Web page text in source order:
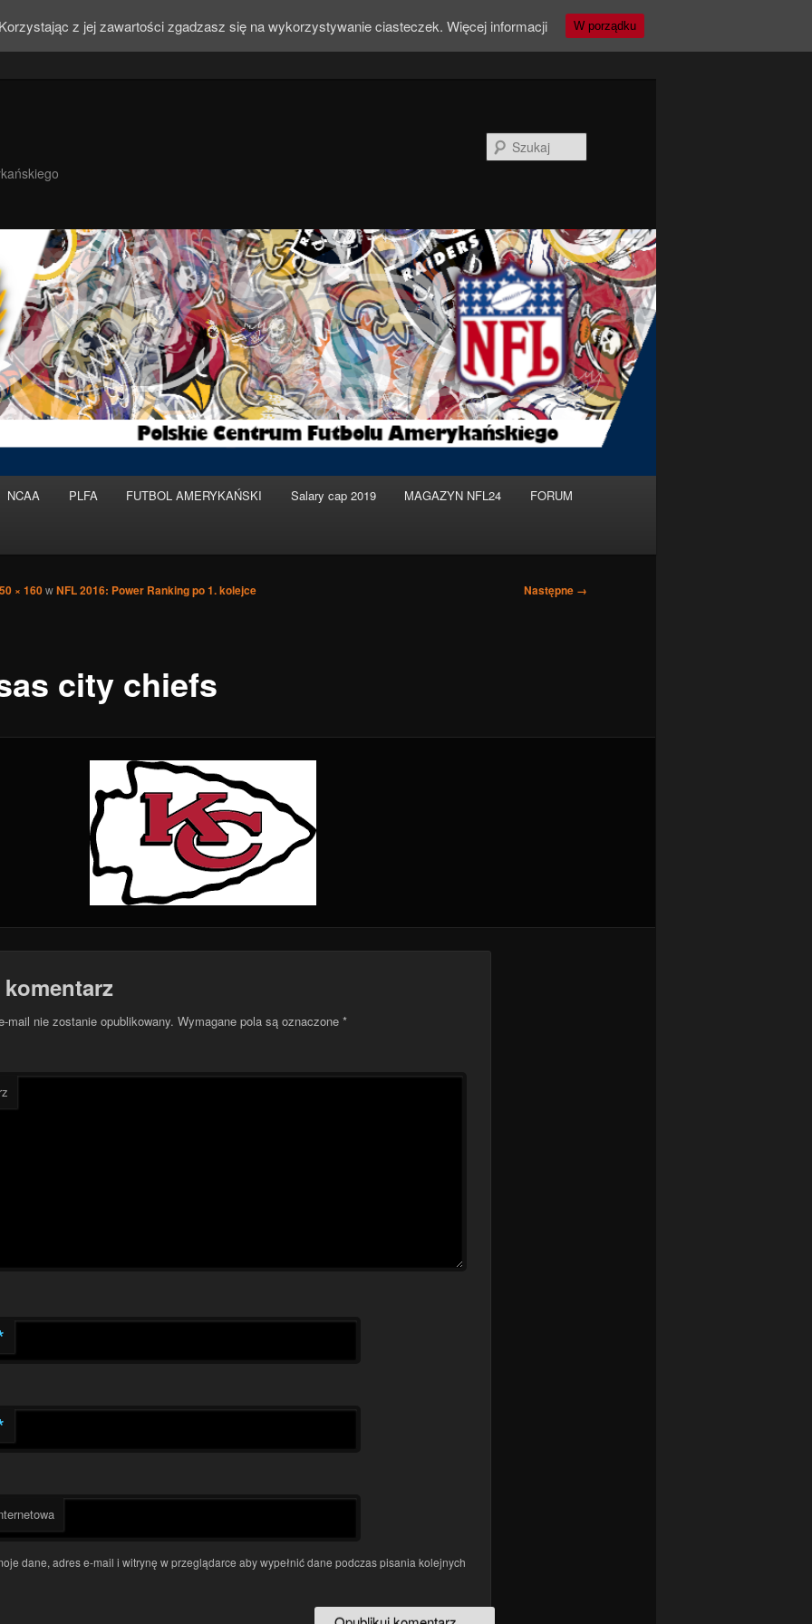
NCAA PLFA FUTBOL AMERYKAŃSKI Salary cap 2019 MAGAZYN NFL24 FORUM
Nawigacja
Następne →
city chiefs
× 160wNFL 2016: Power Ranking po 1. kolejce
mail nie zostanie opublikowany. Wymagane pola są oznaczone *
dane, adres e-mail i witrynę w przeglądarce aby wypełnić dane podczas pisania kolejnych
z jej zawartości zgadzasz się na wykorzystywanie ciasteczek. Więcej informacji W porządku